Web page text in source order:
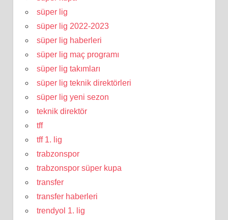
süper lig
süper lig 2022-2023
süper lig haberleri
süper lig maç programı
süper lig takımları
süper lig teknik direktörleri
süper lig yeni sezon
teknik direktör
tff
tff 1. lig
trabzonspor
trabzonspor süper kupa
transfer
transfer haberleri
trendyol 1. lig